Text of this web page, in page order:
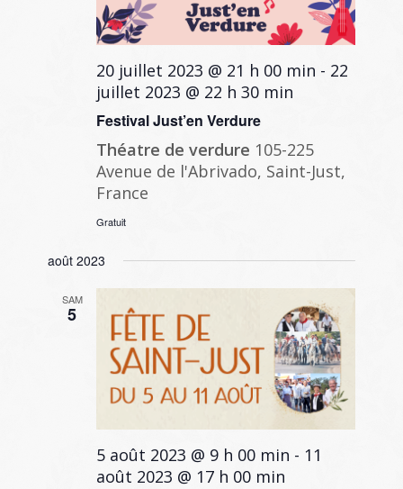
20 juillet 2023 @ 21 h 00 min - 22
juillet 2023 @ 22 h 30 min
Festival Just’en Verdure
Théatre de verdure 105-225
Avenue de l'Abrivado, Saint-Just,
France
Gratuit
août 2023
SAM
5
5 août 2023 @ 9 h 00 min - 11
août 2023 @ 17 h 00 min